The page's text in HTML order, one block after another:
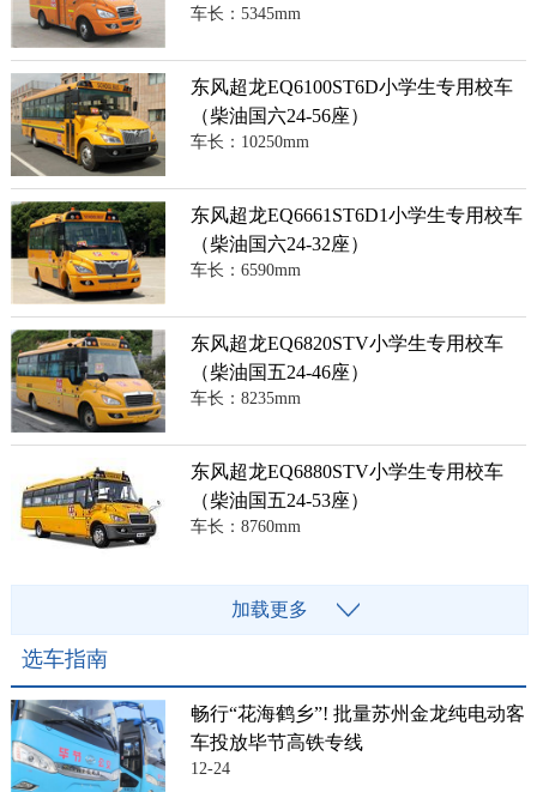
车长：5345mm
东风超龙EQ6100ST6D小学生专用校车
（柴油国六24-56座）
车长：10250mm
东风超龙EQ6661ST6D1小学生专用校车
（柴油国六24-32座）
车长：6590mm
东风超龙EQ6820STV小学生专用校车
（柴油国五24-46座）
车长：8235mm
东风超龙EQ6880STV小学生专用校车
（柴油国五24-53座）
车长：8760mm
加载更多
选车指南
畅行“花海鹤乡”! 批量苏州金龙纯电动客
车投放毕节高铁专线
12-24